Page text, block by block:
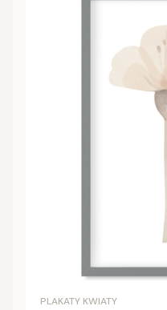
PLAKATY KWIATY